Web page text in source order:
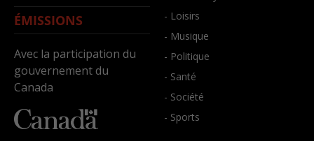
ÉMISSIONS
Avec la participation du
gouvernement du
Canada
- Loisirs
- Musique
- Politique
- Santé
- Société
- Sports